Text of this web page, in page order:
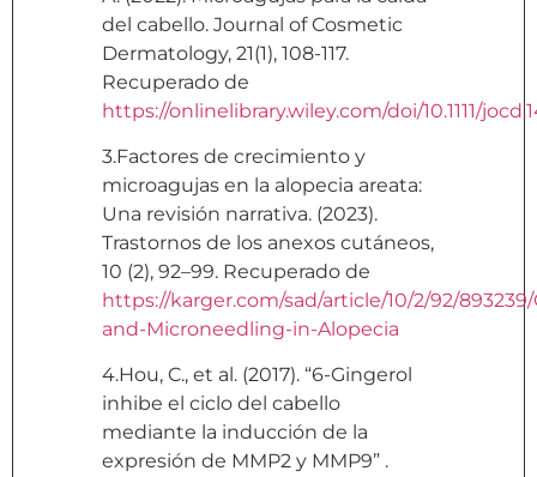
del cabello. Journal of Cosmetic
Dermatology, 21(1), 108-117.
Recuperado de
https://onlinelibrary.wiley.com/doi/10.1111/
3.Factores de crecimiento y
microagujas en la alopecia areata:
Una revisión narrativa. (2023).
Trastornos de los anexos cutáneos,
10 (2), 92–99. Recuperado de
https://karger.com/sad/article/10/2/92/
and-Microneedling-in-Alopecia
4.Hou, C., et al. (2017). “6-Gingerol
inhibe el ciclo del cabello
mediante la inducción de la
expresión de MMP2 y MMP9” .